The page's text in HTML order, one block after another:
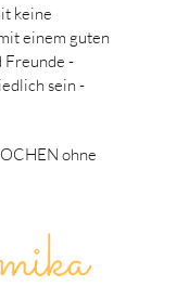
keine
einem guten
Freunde -
sein -
ohne